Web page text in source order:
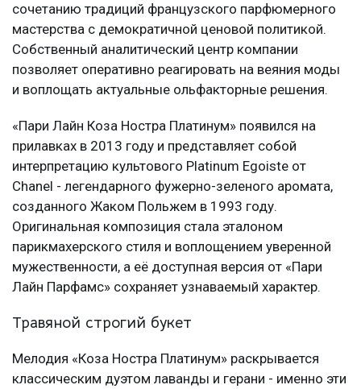
сочетанию традиций французского парфюмерного
мастерства с демократичной ценовой политикой.
Собственный аналитический центр компании
позволяет оперативно реагировать на веяния моды
и воплощать актуальные ольфакторные решения.
«Пари Лайн Коза Ностра Платинум» появился на
прилавках в 2013 году и представляет собой
интерпретацию культового Platinum Egoiste от
Chanel - легендарного фужерно-зеленого аромата,
созданного Жаком Польжем в 1993 году.
Оригинальная композиция стала эталоном
парикмахерского стиля и воплощением уверенной
мужественности, а её доступная версия от «Пари
Лайн Парфамс» сохраняет узнаваемый характер.
Травяной строгий букет
Мелодия «Коза Ностра Платинум» раскрывается
классическим дуэтом лаванды и герани - именно эти